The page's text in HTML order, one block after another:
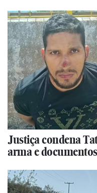
Justiça condena
arma e